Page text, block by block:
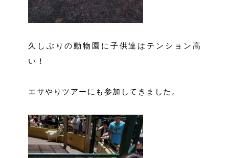
久しぶりの動物園に子供達はテンション高
い！
エサやりツアーにも参加してきました。